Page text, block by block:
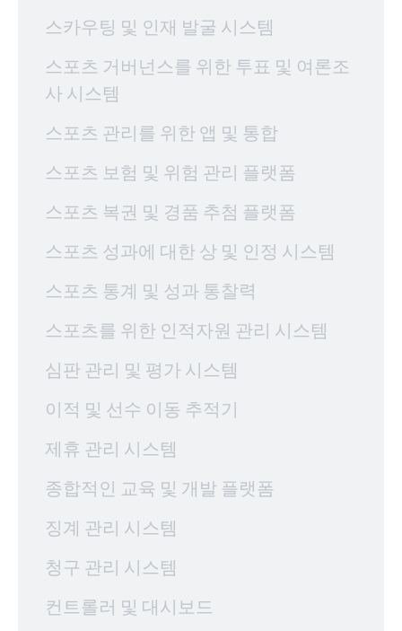
스카우팅 및 인재 발굴 시스템
스포츠 거버넌스를 위한 투표 및 여론조
사 시스템
스포츠 관리를 위한 앱 및 통합
스포츠 보험 및 위험 관리 플랫폼
스포츠 복권 및 경품 추첨 플랫폼
스포츠 성과에 대한 상 및 인정 시스템
스포츠 통계 및 성과 통찰력
스포츠를 위한 인적자원 관리 시스템
심판 관리 및 평가 시스템
이적 및 선수 이동 추적기
제휴 관리 시스템
종합적인 교육 및 개발 플랫폼
징계 관리 시스템
청구 관리 시스템
컨트롤러 및 대시보드